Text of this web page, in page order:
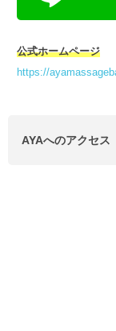
公式ホームページ
https://
AYAへのアクセス